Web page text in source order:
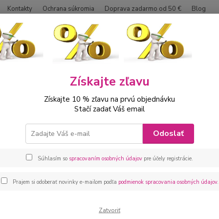
Kontakty Ochrana súkromia Doprava zadarmo od 50 € Blog
Hľadať
Tričká, košielky Kojenecké košielky
pre kojencov - AZALKA.sk
košielky sú vyrobené z príjemných materiálov a sú veľmi
Získajte zľavu
Získajte 10 % zľavu na prvú objednávku
Stačí zadať Váš email
Odoslať
Súhlasím so spracovaním osobných údajov pre účely registrácie.
Prajem si odoberať novinky e-mailom podľa podmienok spracovania osobných údajov.
Zatvoriť